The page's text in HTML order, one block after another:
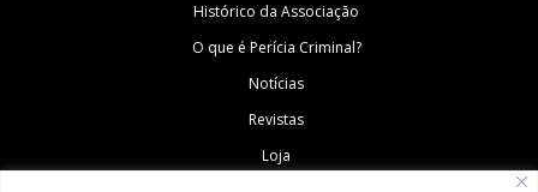
Histórico da Associação
O que é Perícia Criminal?
Notícias
Revistas
Loja